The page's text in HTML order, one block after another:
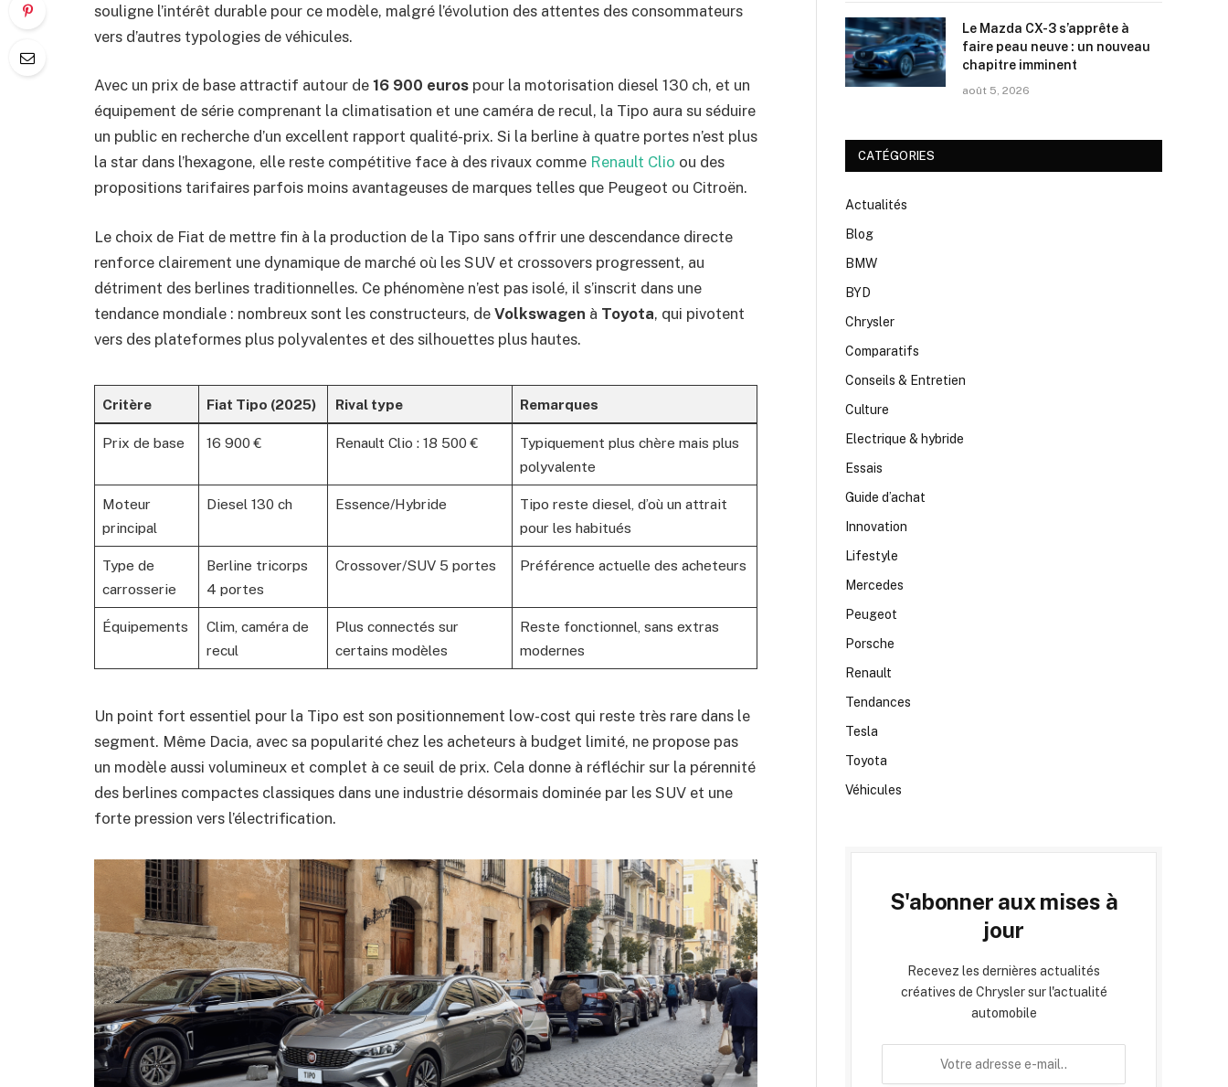
souligne l’intérêt durable pour ce modèle, malgré l’évolution des attentes des consommateurs
vers d’autres typologies de véhicules.
Avec un prix de base attractif autour de 16 900 euros pour la motorisation diesel 130 ch, et un
équipement de série comprenant la climatisation et une caméra de recul, la Tipo aura su séduire
un public en recherche d’un excellent rapport qualité-prix. Si la berline à quatre portes n’est plus
la star dans l’hexagone, elle reste compétitive face à des rivaux comme Renault Clio ou des
propositions tarifaires parfois moins avantageuses de marques telles que Peugeot ou Citroën.
Le choix de Fiat de mettre fin à la production de la Tipo sans offrir une descendance directe
renforce clairement une dynamique de marché où les SUV et crossovers progressent, au
détriment des berlines traditionnelles. Ce phénomène n’est pas isolé, il s’inscrit dans une
tendance mondiale : nombreux sont les constructeurs, de Volkswagen à Toyota, qui pivotent
vers des plateformes plus polyvalentes et des silhouettes plus hautes.
Critère Fiat Tipo (2025) Rival type Remarques
Prix de base 16 900 € Renault Clio : 18 500 €
Typiquement plus chère mais plus
polyvalente
Moteur
principal
Diesel 130 ch Essence/Hybride
Tipo reste diesel, d’où un attrait
pour les habitués
Type de
carrosserie
Berline tricorps
4 portes
Crossover/SUV 5 portes Préférence actuelle des acheteurs
Équipements
Clim, caméra de
recul
Plus connectés sur
certains modèles
Reste fonctionnel, sans extras
modernes
Un point fort essentiel pour la Tipo est son positionnement low-cost qui reste très rare dans le
segment. Même Dacia, avec sa popularité chez les acheteurs à budget limité, ne propose pas
un modèle aussi volumineux et complet à ce seuil de prix. Cela donne à réfléchir sur la pérennité
des berlines compactes classiques dans une industrie désormais dominée par les SUV et une
forte pression vers l’électrification.
Le Mazda CX-3 s’apprête à
faire peau neuve : un nouveau
chapitre imminent
août 5, 2026
CATÉGORIES
Actualités
Blog
BMW
BYD
Chrysler
Comparatifs
Conseils & Entretien
Culture
Electrique & hybride
Essais
Guide d’achat
Innovation
Lifestyle
Mercedes
Peugeot
Porsche
Renault
Tendances
Tesla
Toyota
Véhicules
S'abonner aux mises à
jour
Recevez les dernières actualités
créatives de Chrysler sur l'actualité
automobile